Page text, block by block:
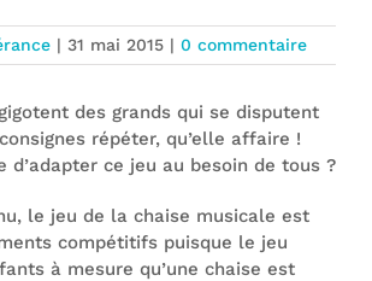
| 31 mai 2015 | 0 commentaire
des grands qui se disputent
répéter, qu’elle affaire !
d’adapter ce jeu au besoin de tous ?
le jeu de la chaise musicale est
compétitifs puisque le jeu
à mesure qu’une chaise est